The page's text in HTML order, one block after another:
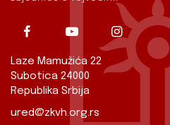
Laze Mamužića 22
Subotica 24000
Republika Srbija
ured@zkvh.org.rs